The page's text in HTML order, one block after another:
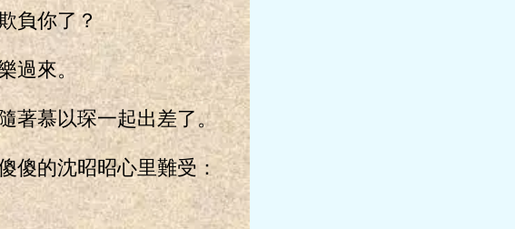
負你了？
過來。
慕以琛一起出差了。
的沈昭昭心里難受：